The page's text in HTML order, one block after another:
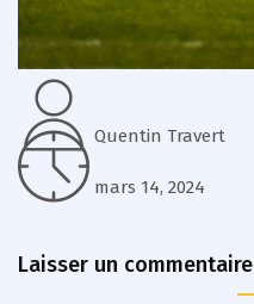
Quentin Travert
mars 14, 2024
Laisser un commentaire